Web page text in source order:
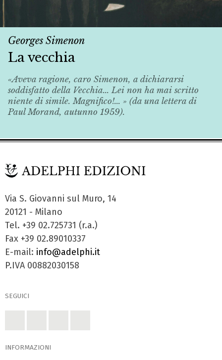
Georges Simenon
La vecchia
«Aveva ragione, caro Simenon, a dichiararsi
soddisfatto della Vecchia... Lei non ha mai scritto
niente di simile. Magnifico!... » (da una lettera di
Paul Morand, autunno 1959).
Via S. Giovanni sul Muro, 14
20121 - Milano
Tel. +39 02.725731 (r.a.)
Fax +39 02.89010337
E-mail: info@adelphi.it
P.IVA 00882030158
SEGUICI
INFORMAZIONI